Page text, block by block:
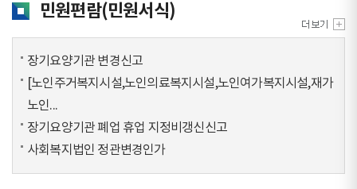
민원편람(민원서식)
장기요양기관 변경신고
[노인주거복지시설,노인의료복지시설,노인여가복지시설,재가
노인...
장기요양기관 폐업 휴업 지정비갱신신고
사회복지법인 정관변경인가